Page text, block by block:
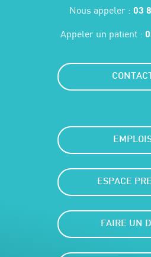
Nous appeler : 03
Appeler un patient :
CONTACT
ESPACE
FAIRE UN